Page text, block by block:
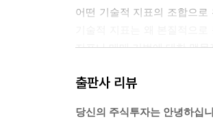
종목 선정의 기술적 요건
종목 선정의 수급적 요건
어떤 기술적 지표의 조합으로
지표나 매매 기법에 대한 맹목
돈을 버는 게 아니라 돈을 잃
큰 수익률을 올려야 한다는
출판사 리뷰
당신의 주식투자는 안녕하십